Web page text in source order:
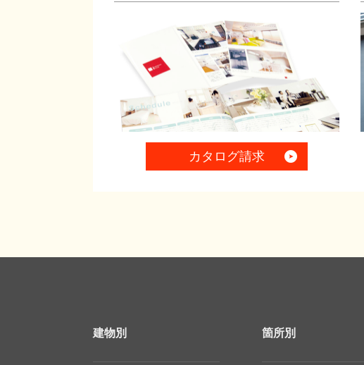
カタログ請求
建物別 箇所別